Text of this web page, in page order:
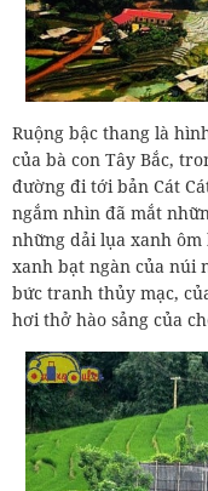
Ruộng bậc thang là
của bà con Tây Bắc,
đường đi tới bản Cát
ngắm nhìn đã mắt
những dải lụa xanh ôm
xanh bạt ngàn của núi
bức tranh thủy mạc,
hơi thở hào sảng của